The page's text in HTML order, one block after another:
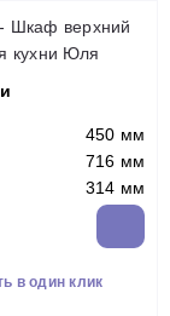
Шкаф верхний
кухни Юля
450 мм
716 мм
314 мм
в один клик